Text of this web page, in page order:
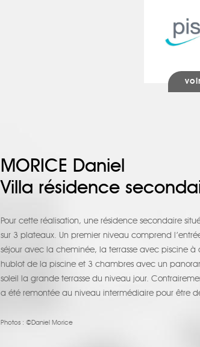
MORICE Daniel
Villa résidence
Pour cette réalisation, une résidence secondaire
sur 3 plateaux. Un premier niveau comprend
séjour avec la cheminée, la terrasse avec piscine
hublot de la piscine et 3 chambres avec un
soleil la grande terrasse du niveau jour.
a été remontée au niveau intermédiaire pour être
Photos : ©Daniel Morice